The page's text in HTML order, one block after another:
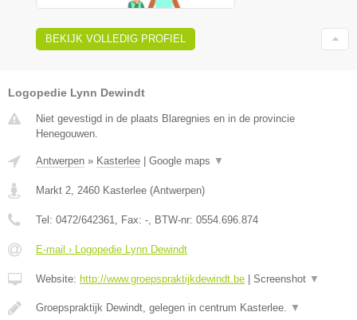
BEKIJK VOLLEDIG PROFIEL
Logopedie Lynn Dewindt
Niet gevestigd in de plaats Blaregnies en in de provincie
Henegouwen.
Antwerpen » Kasterlee Google maps ▼
Markt 2 2460 Kasterlee (Antwerpen)
Tel: 0472/642361 , Fax: - , BTW-nr: 0554.696.874
E-mail › Logopedie Lynn Dewindt
Website: http://www.groepspraktijkdewindt.be Screenshot ▼
Groepspraktijk Dewindt, gelegen in centrum Kasterlee. ▼